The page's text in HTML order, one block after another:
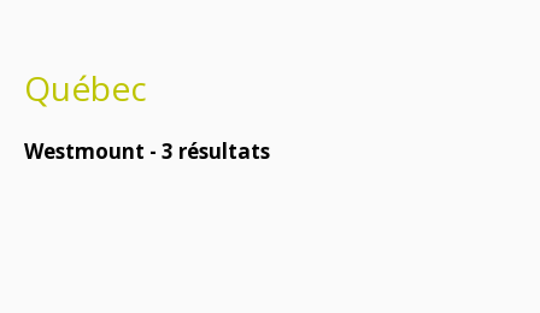
Québec
Westmount - 3 résultats